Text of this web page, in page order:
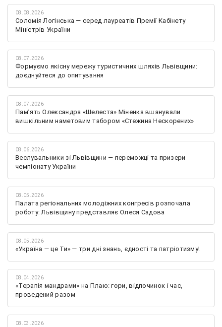
08.08.2026
Соломія Логінська — серед лауреатів Премії Кабінету
Міністрів України
08.07.2026
Формуємо якісну мережу туристичних шляхів Львівщини:
доєднуйтеся до опитування
08.07.2026
Памʼять Олександра «Шелеста» Міненка вшанували
вишкільним наметовим табором «Стежина Нескорених»
08.06.2026
Веслувальники зі Львівщини — переможці та призери
чемпіонату України
08.05.2026
Палата регіональних молодіжних конгресів розпочала
роботу: Львівщину представляє Олеся Садова
08.05.2026
«Україна — це Ти» — три дні знань, єдності та патріотизму!
08.04.2026
«Терапія мандрами» на Плаю: гори, відпочинок і час,
проведений разом
08.03.2026